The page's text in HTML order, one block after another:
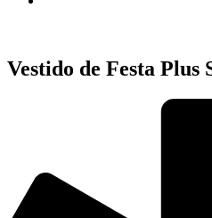
Vestido de Festa Plus